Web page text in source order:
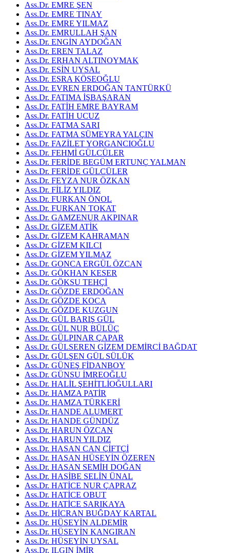
Ass.Dr. EMRE ŞEN
Ass.Dr. EMRE TINAY
Ass.Dr. EMRE YILMAZ
Ass.Dr. EMRULLAH ŞAN
Ass.Dr. ENGİN AYDOĞAN
Ass.Dr. EREN TALAZ
Ass.Dr. ERHAN ALTINOYMAK
Ass.Dr. ESİN UYSAL
Ass.Dr. ESRA KÖSEOĞLU
Ass.Dr. EVREN ERDOĞAN TANTÜRKÜ
Ass.Dr. FATIMA İŞBAŞARAN
Ass.Dr. FATİH EMRE BAYRAM
Ass.Dr. FATİH UCUZ
Ass.Dr. FATMA SARI
Ass.Dr. FATMA SÜMEYRA YALÇIN
Ass.Dr. FAZİLET YORGANCIOĞLU
Ass.Dr. FEHMİ GÜLCÜLER
Ass.Dr. FERİDE BEGÜM ERTUNÇ YALMAN
Ass.Dr. FERİDE GÜLCÜLER
Ass.Dr. FEYZA NUR ÖZKAN
Ass.Dr. FİLİZ YILDIZ
Ass.Dr. FURKAN ÖNOL
Ass.Dr. FURKAN TOKAT
Ass.Dr. GAMZENUR AKPINAR
Ass.Dr. GİZEM ATİK
Ass.Dr. GİZEM KAHRAMAN
Ass.Dr. GİZEM KILCI
Ass.Dr. GİZEM YILMAZ
Ass.Dr. GONCA ERGÜL ÖZCAN
Ass.Dr. GÖKHAN KESER
Ass.Dr. GÖKSU TEHÇİ
Ass.Dr. GÖZDE ERDOĞAN
Ass.Dr. GÖZDE KOCA
Ass.Dr. GÖZDE KUZGUN
Ass.Dr. GÜL BARIŞ GÜL
Ass.Dr. GÜL NUR BÜLÜÇ
Ass.Dr. GÜLPINAR ÇAPAR
Ass.Dr. GÜLSEREN GİZEM DEMİRCİ BAĞDAT
Ass.Dr. GÜLŞEN GÜL SÜLÜK
Ass.Dr. GÜNEŞ FİDANBOY
Ass.Dr. GÜNSU İMREOĞLU
Ass.Dr. HALİL ŞEHİTLİOĞULLARI
Ass.Dr. HAMZA PATİR
Ass.Dr. HAMZA TÜRKERİ
Ass.Dr. HANDE ALUMERT
Ass.Dr. HANDE GÜNDÜZ
Ass.Dr. HARUN ÖZCAN
Ass.Dr. HARUN YILDIZ
Ass.Dr. HASAN CAN ÇİFTÇİ
Ass.Dr. HASAN HÜSEYİN ÖZEREN
Ass.Dr. HASAN SEMİH DOĞAN
Ass.Dr. HASİBE SELİN ÜNAL
Ass.Dr. HATİCE NUR ÇAPRAZ
Ass.Dr. HATİCE OBUT
Ass.Dr. HATİCE SARIKAYA
Ass.Dr. HİCRAN BUĞDAY KARTAL
Ass.Dr. HÜSEYİN ALDEMİR
Ass.Dr. HÜSEYİN KANGIRAN
Ass.Dr. HÜSEYİN UYSAL
Ass.Dr. ILGIN İMİR